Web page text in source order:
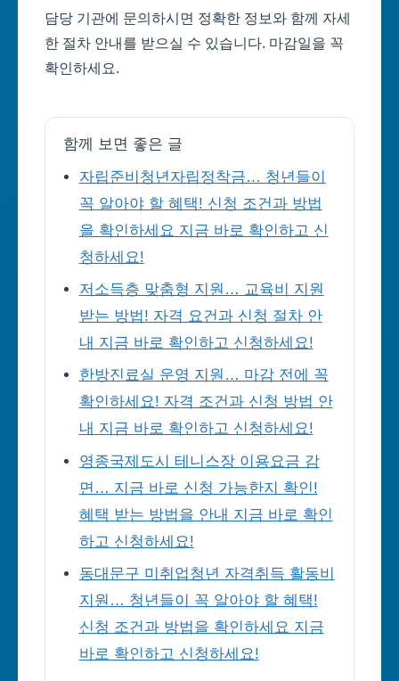
담당 기관에 문의하시면 정확한 정보와 함께 자세
한 절차 안내를 받으실 수 있습니다. 마감일을 꼭
확인하세요.
함께 보면 좋은 글
자립준비청년자립정착금… 청년들이
꼭 알아야 할 혜택! 신청 조건과 방법
을 확인하세요 지금 바로 확인하고 신
청하세요!
저소득층 맞춤형 지원… 교육비 지원
받는 방법! 자격 요건과 신청 절차 안
내 지금 바로 확인하고 신청하세요!
한방진료실 운영 지원… 마감 전에 꼭
확인하세요! 자격 조건과 신청 방법 안
내 지금 바로 확인하고 신청하세요!
영종국제도시 테니스장 이용요금 감
면… 지금 바로 신청 가능한지 확인!
혜택 받는 방법을 안내 지금 바로 확인
하고 신청하세요!
동대문구 미취업청년 자격취득 활동비
지원… 청년들이 꼭 알아야 할 혜택!
신청 조건과 방법을 확인하세요 지금
바로 확인하고 신청하세요!